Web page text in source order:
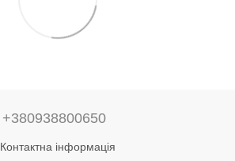
+380938800650
Контактна інформація